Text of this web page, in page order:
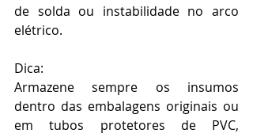
de solda ou instabilidade no arco
elétrico.
Dica:
Armazene sempre os insumos
dentro das embalagens originais ou
em tubos protetores de PVC,